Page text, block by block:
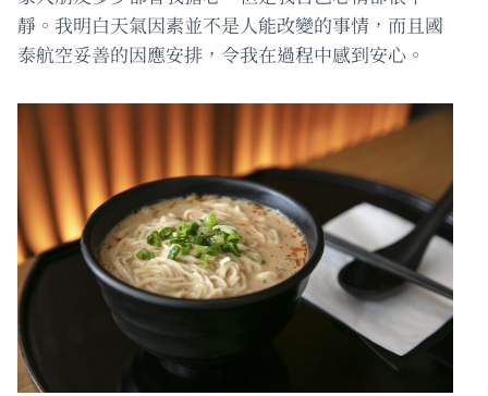
靜。我明白天氣因素並不是人能改變的事情，而且國
泰航空妥善的因應安排，令我在過程中感到安心。